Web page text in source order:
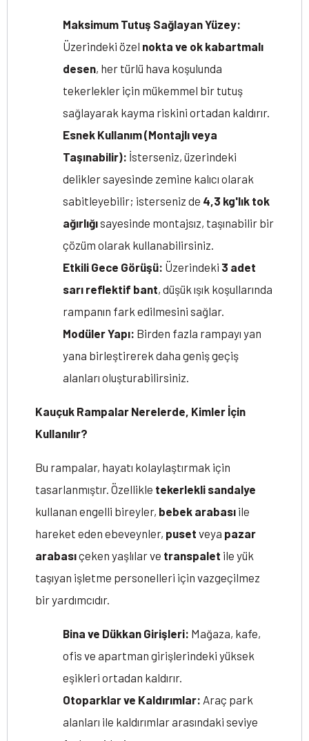
Maksimum Tutuş Sağlayan Yüzey:
Üzerindeki özel nokta ve ok kabartmalı
desen, her türlü hava koşulunda
tekerlekler için mükemmel bir tutuş
sağlayarak kayma riskini ortadan kaldırır.
Esnek Kullanım (Montajlı veya
Taşınabilir): İsterseniz, üzerindeki
delikler sayesinde zemine kalıcı olarak
sabitleyebilir; isterseniz de 4,3 kg'lık tok
ağırlığısayesinde montajsız, taşınabilir bir
çözüm olarak kullanabilirsiniz.
Etkili Gece Görüşü: Üzerindeki 3 adet
sarı reflektif bant, düşük ışık koşullarında
rampanın fark edilmesini sağlar.
Modüler Yapı: Birden fazla rampayı yan
yana birleştirerek daha geniş geçiş
alanları oluşturabilirsiniz.
Kauçuk Rampalar Nerelerde, Kimler İçin
Kullanılır?
Bu rampalar, hayatı kolaylaştırmak için
tasarlanmıştır. Özellikle tekerlekli sandalye
kullanan engelli bireyler, bebek arabası ile
hareket eden ebeveynler, puset veya pazar
arabasıçeken yaşlılar ve transpalet ile yük
taşıyan işletme personelleri için vazgeçilmez
bir yardımcıdır.
Bina ve Dükkan Girişleri: Mağaza, kafe,
ofis ve apartman girişlerindeki yüksek
eşikleri ortadan kaldırır.
Otoparklar ve Kaldırımlar: Araç park
alanları ile kaldırımlar arasındaki seviye